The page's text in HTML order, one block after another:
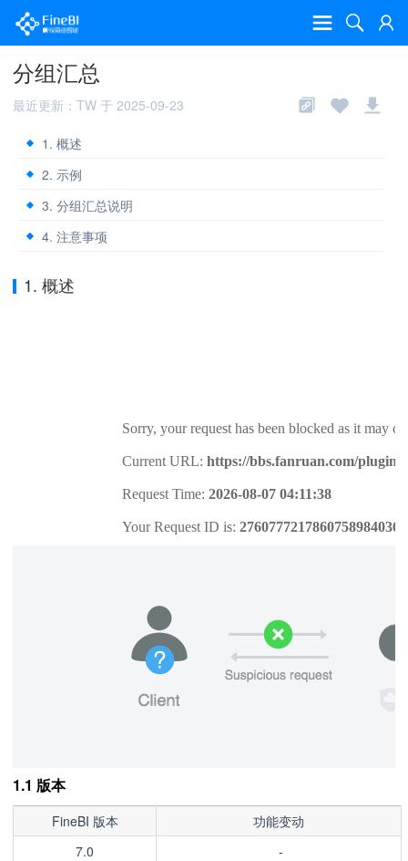
分组汇总
最近更新：TW 于 2025-09-23
1. 概述
2. 示例
3. 分组汇总说明
4. 注意事项
1. 概述
1.1 版本
FineBI 版本
功能变动
7.0
-